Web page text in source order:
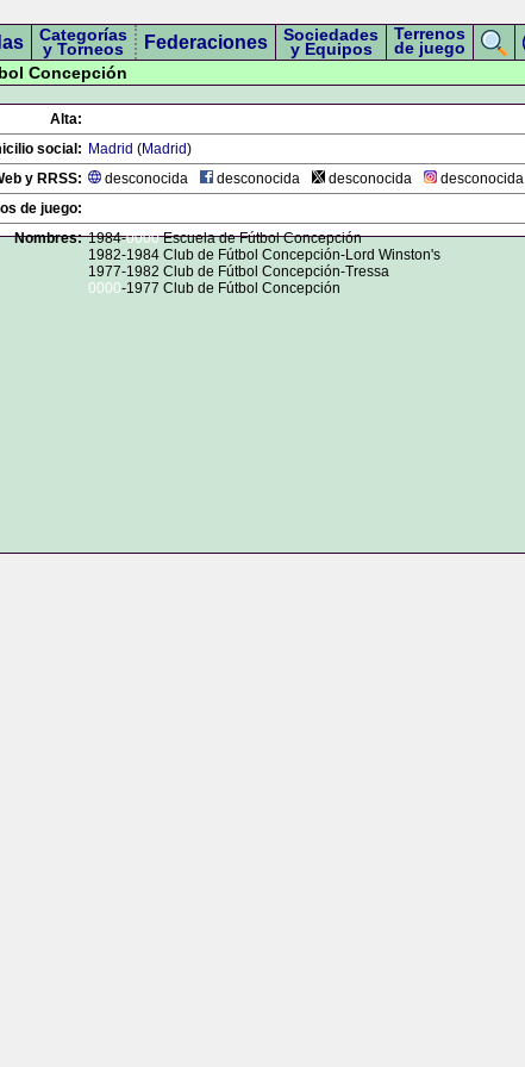
Categorías
y Torneos Federaciones Sociedades
y Equipos
Terrenos
de juego
Concepción
Alta:
social: Madrid (Madrid)
y RRSS:
desconocida desconocida desconocida
desconocida
de juego:
Nombres: 1984-0000Escuela de Fútbol Concepción
1982-1984 Club de Fútbol Concepción-Lord Winston's
1977-1982 Club de Fútbol Concepción-Tressa
0000-1977 Club de Fútbol Concepción